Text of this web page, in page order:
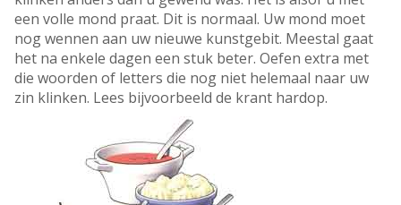
een volle mond praat. Dit is normaal. Uw mond moet
nog wennen aan uw nieuwe kunstgebit. Meestal gaat
het na enkele dagen een stuk beter. Oefen extra met
die woorden of letters die nog niet helemaal naar uw
zin klinken. Lees bijvoorbeeld de krant hardop.